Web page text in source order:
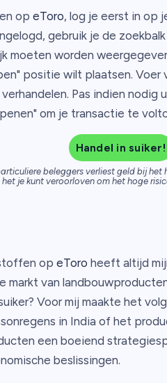
op eToro, log je eerst in op
gebruik je de
moeten worden
positie wilt plaatsen.
Pas indien nodig
om je transactie te
Handel in suiker!
beleggers verliest geld bij
je kunt veroorloven om het hoge
op eToro heeft altijd
markt van
Voor mij maakte het
in India of het
een boeiend
beslissingen.